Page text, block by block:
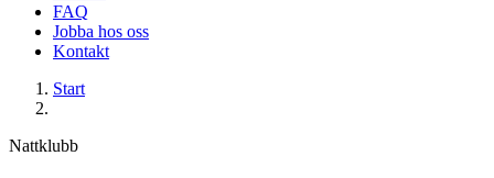
FAQ
Jobba hos oss
Kontakt
Start
Nattklubb